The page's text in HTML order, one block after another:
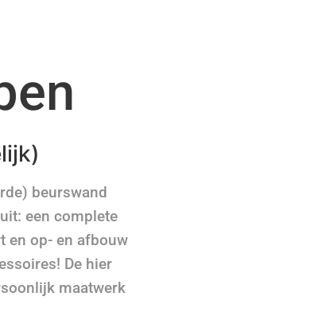
beurswand
een complete
en op- en afbouw
De hier
maatwerk